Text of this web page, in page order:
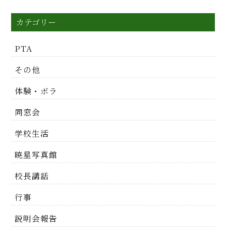
カテゴリー
PTA
その他
体験・ボラ
同窓会
学校生活
暁星写真館
校長講話
行事
説明会報告